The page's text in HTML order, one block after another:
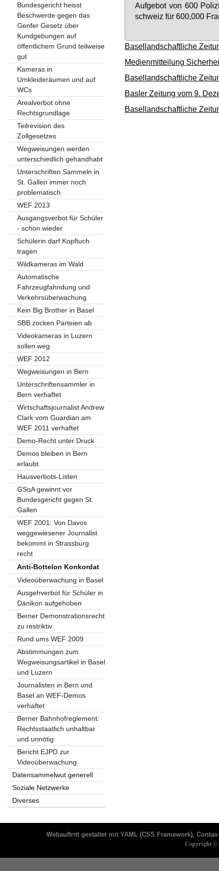
Auf­ge­bot von 600
schweiz für 600,000
Basellandschaftliche
Medienmitteilung
Basellandschaftliche
Basler Zeitung vom 9.
Basellandschaftliche
Bundesgericht heisst
Beschwerde gegen das
Genfer Gesetz über
Kundgebungen auf
öffentlichem Grund teilweise
gut
Kameras in
Umkleideräumen und auf
WCs
Arealverbot ohne
Rechtsgrundlage
Teilrevision des
Zollgesetzes
Wegweisungen werden
unterschiedlich gehandhabt
Unterschriften Sammeln in
St. Gallen immer noch
problematisch
WEF 2013
Ausgangsverbot für Schüler
- schon wieder
Schülerin darf Kopftuch
tragen
Wildkameras im Wald
Automatische
Fahrzeugfahndung und
Verkehrsüberwachung
Kein Big Brother in Basel
SBB zocken Parteien ab
Videokameras in Luzern
sollen weg
WEF 2012
Wegweisungen in Bern
Unterschriftensammler in
Bern verhaftet
Wirtschaftsjournalist Andrew
Clark vom Guardian am
WEF 2011 verhaftet
Demo-Recht unter Druck
Demos bleiben in Bern
erlaubt
Hausverbots-Listen
GSoA gewinnt vor
Bundesgericht gegen St.
Gallen
WEF 2001: Von Davos
weggewiesener Journalist
bekommt in Strassburg
recht
Anti-Bottelon Konkordat
Videoüberwachung in Basel
Ausgehverbot für Schüler in
Dänikon aufgehoben
Berner Demonstrationsrecht
zu restriktiv
Rund ums WEF 2009
Abstimmungen zum
Wegweisungsartikel in Basel
und Luzern
Journalisten in Bern und
Basel an WEF-Demos
verhaftet
Berner Bahnhofreglement:
Rechtsstaatlich unhaltbar
und unnötig
Bericht EJPD zur
Videoüberwachung
Datensammelwut generell
Soziale Netzwerke
Diverses
Webauftritt gestaltet mit YAML (CSS Framework), Contao
Copyright ©